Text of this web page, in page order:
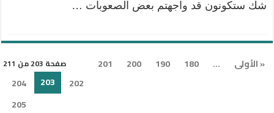
شك ستكونون قد واجهتم بعض الصعوبات …
صفحة 203 من 211 « الأولى ...
180
190
200
201
202
203
204
205